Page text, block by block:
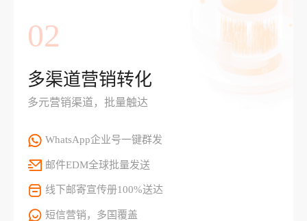
02
多渠道营销转化
多元营销渠道，批量触达
WhatsApp企业号一键群发
邮件EDM全球批量发送
线下邮寄宣传册100%送达
短信营销，多国覆盖